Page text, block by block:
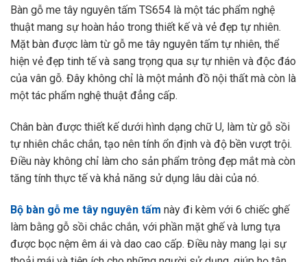
Bàn gỗ me tây nguyên tấm TS654 là một tác phẩm nghệ
thuật mang sự hoàn hảo trong thiết kế và vẻ đẹp tự nhiên.
Mặt bàn được làm từ gỗ me tây nguyên tấm tự nhiên, thể
hiện vẻ đẹp tinh tế và sang trọng qua sự tự nhiên và độc đáo
của vân gỗ. Đây không chỉ là một mảnh đồ nội thất mà còn là
một tác phẩm nghệ thuật đẳng cấp.
Chân bàn được thiết kế dưới hình dạng chữ U, làm từ gỗ sồi
tự nhiên chắc chắn, tạo nên tính ổn định và độ bền vượt trội.
Điều này không chỉ làm cho sản phẩm trông đẹp mắt mà còn
tăng tính thực tế và khả năng sử dụng lâu dài của nó.
Bộ bàn gỗ me tây nguyên tấm này đi kèm với 6 chiếc ghế
làm bằng gỗ sồi chắc chắn, với phần mặt ghế và lưng tựa
được bọc nệm êm ái và dao cao cấp. Điều này mang lại sự